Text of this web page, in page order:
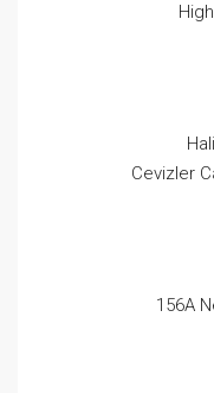
Cevizler
156A